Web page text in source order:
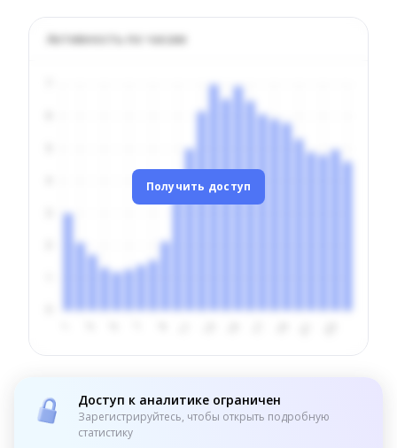
Активность по часам
Получить доступ
Доступ к аналитике ограничен
Зарегистрируйтесь, чтобы открыть подробную
статистику